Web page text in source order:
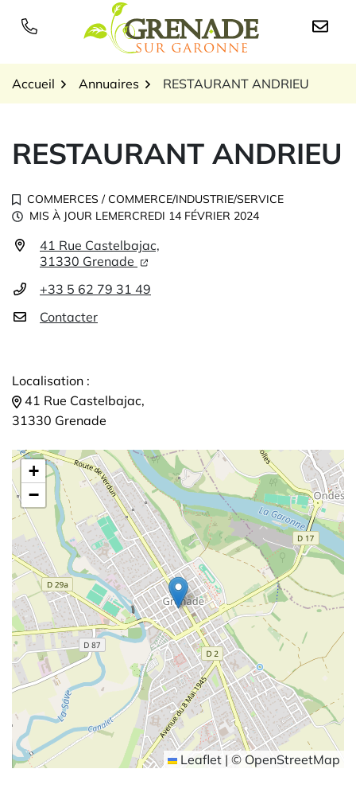
Logo Grenade sur
Accueil Annuaires RESTAURANT ANDRIEU
RESTAURANT ANDRIEU
COMMERCES / COMMERCE/INDUSTRIE/SERVICE
MIS À JOUR LEMERCREDI 14 FÉVRIER 2024
Infos utiles
41 Rue Castelbajac,
31330 Grenade
+33 5 62 79 31 49
Contacter
Localisation :
41 Rue Castelbajac,
31330 Grenade
+
−
Leaflet | © OpenStreetMap